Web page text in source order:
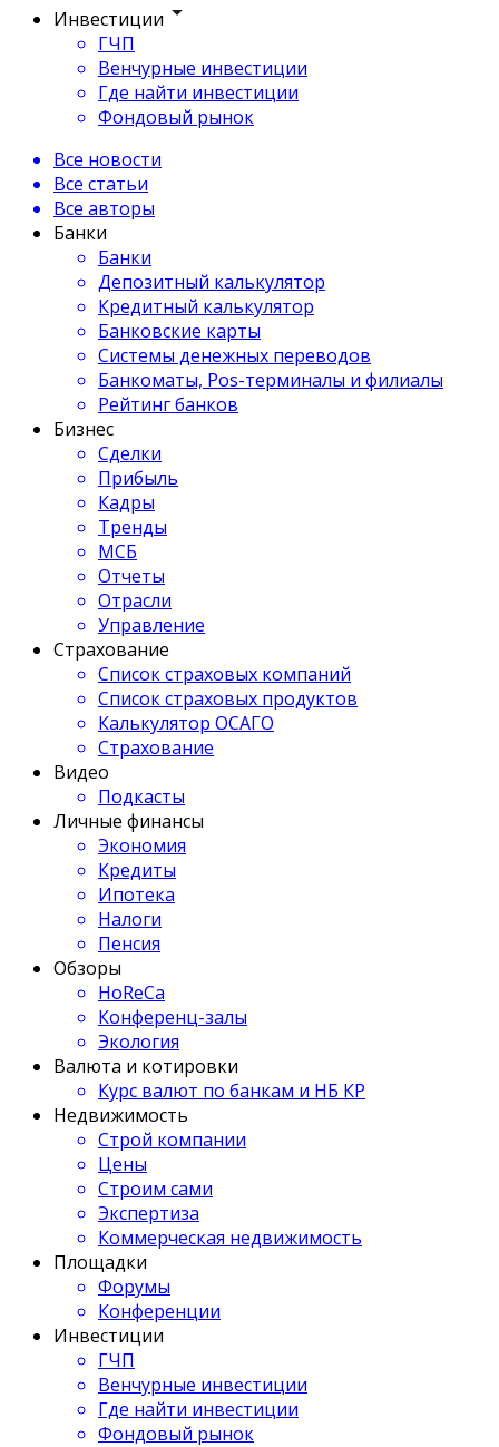
Инвестиции
ГЧП
Венчурные инвестиции
Где найти инвестиции
Фондовый рынок
Все новости
Все статьи
Все авторы
Банки
Банки
Депозитный калькулятор
Кредитный калькулятор
Банковские карты
Системы денежных переводов
Банкоматы, Pos-терминалы и филиалы
Рейтинг банков
Бизнес
Сделки
Прибыль
Кадры
Тренды
МСБ
Отчеты
Отрасли
Управление
Страхование
Список страховых компаний
Список страховых продуктов
Калькулятор ОСАГО
Страхование
Видео
Подкасты
Личные финансы
Экономия
Кредиты
Ипотека
Налоги
Пенсия
Обзоры
HoReCa
Конференц-залы
Экология
Валюта и котировки
Курс валют по банкам и НБ КР
Недвижимость
Строй компании
Цены
Строим сами
Экспертиза
Коммерческая недвижимость
Площадки
Форумы
Конференции
Инвестиции
ГЧП
Венчурные инвестиции
Где найти инвестиции
Фондовый рынок